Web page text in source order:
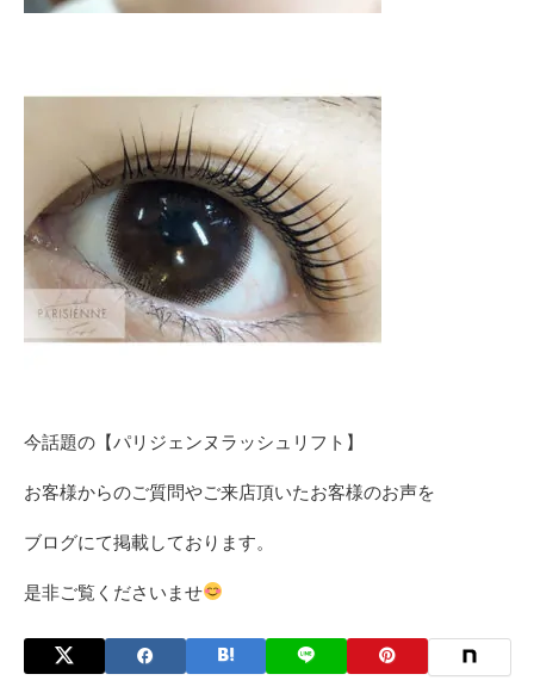
今話題の【パリジェンヌラッシュリフト】
お客様からのご質問やご来店頂いたお客様のお声を
ブログにて掲載しております。
是非ご覧くださいませ